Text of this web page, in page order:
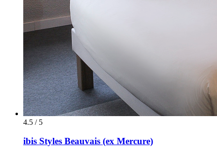
4.5 / 5
ibis Styles Beauvais (ex Mercure)